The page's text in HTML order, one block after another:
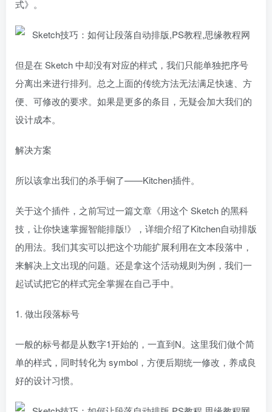
式》。
但是在 Sketch 中却没有对应的样式，我们只能单独把序号
分离出来进行排列。总之上面的传统方法无法满足快速、方
便、可修改的要求。如果是更多的条目，无疑会加大我们的
设计成本。
解决方案
所以该拿出我们的杀手锏了——Kitchen插件。
关于这个插件，之前写过一篇文章《用这个 Sketch 的黑科
技，让你快速掌握智能排版!》，详细介绍了Kitchen自动排版
的用法。我们其实可以把这个功能扩展利用在文本段落中，
来解决上文出现的问题。还是拿这个活动规则为例，我们一
起试试把它的样式完全掌握在自己手中。
1. 做出段落标号
一般的标号都是从数字1开始的，一直到N。这里我们做个简
单的样式，同时转化为 symbol，方便后期统一修改，养成良
好的设计习惯。